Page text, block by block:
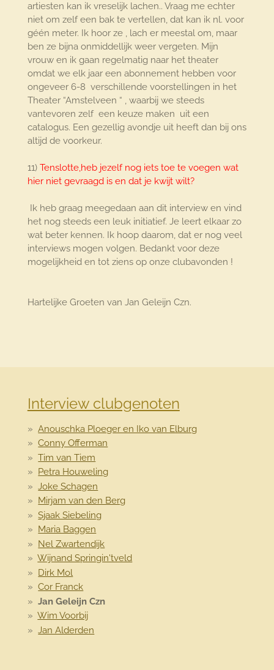
artiesten kan ik vreselijk lachen.. Vraag me echter
niet om zelf een bak te vertellen, dat kan ik nl. voor
géén meter. Ik hoor ze , lach er meestal om, maar
ben ze bijna onmiddellijk weer vergeten. Mijn
vrouw en ik gaan regelmatig naar het theater
omdat we elk jaar een abonnement hebben voor
ongeveer 6-8 verschillende voorstellingen in het
Theater “Amstelveen “ , waarbij we steeds
vantevoren zelf een keuze maken uit een
catalogus. Een gezellig avondje uit heeft dan bij ons
altijd de voorkeur.
11) Tenslotte,heb jezelf nog iets toe te voegen wat
hier niet gevraagd is en dat je kwijt wilt?
Ik heb graag meegedaan aan dit interview en vind
het nog steeds een leuk initiatief. Je leert elkaar zo
wat beter kennen. Ik hoop daarom, dat er nog veel
interviews mogen volgen. Bedankt voor deze
mogelijkheid en tot ziens op onze clubavonden !
Hartelijke Groeten van Jan Geleijn Czn.
Interview clubgenoten
Anouschka Ploeger en Iko van Elburg
Conny Offerman
Tim van Tiem
Petra Houweling
Joke Schagen
Mirjam van den Berg
Sjaak Siebeling
Maria Baggen
Nel Zwartendijk
Wijnand Springin'tveld
Dirk Mol
Cor Franck
Jan Geleijn Czn
Wim Voorbij
Jan Alderden